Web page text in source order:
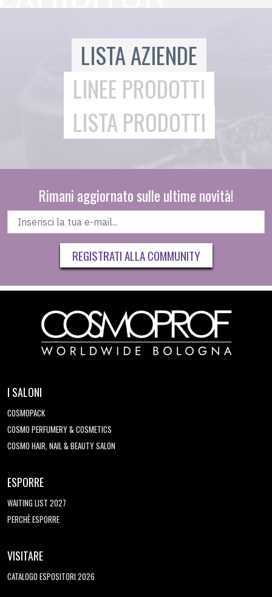
LISTA AZIENDE
LINEE PRODOTTI
LISTA PRODOTTI
Rimani aggiornato sulle ultime novità!
REGISTRATI ALLA COMMUNITY
I SALONI
COSMOPACK
COSMO PERFUMERY & COSMETICS
COSMO HAIR, NAIL & BEAUTY SALON
ESPORRE
WAITING LIST 2027
PERCHÈ ESPORRE
VISITARE
CATALOGO ESPOSITORI 2026